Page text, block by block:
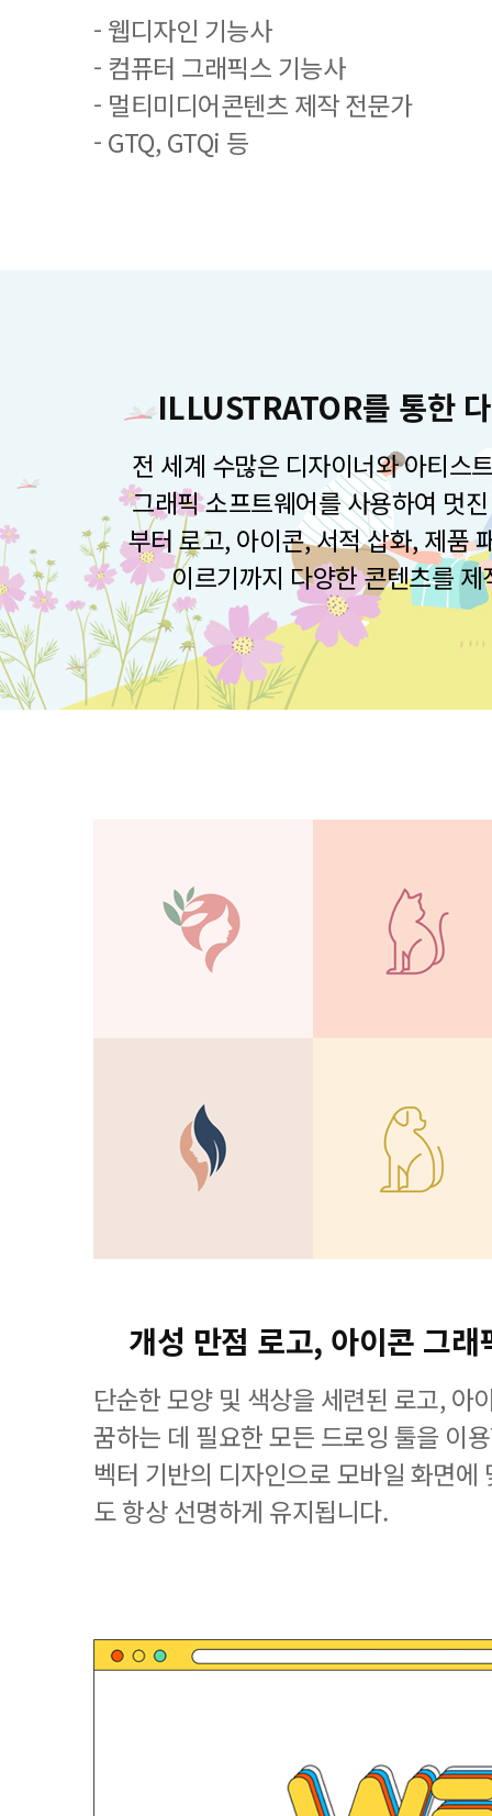
- 웹디자인 기능사
- 컴퓨터 그래픽스 기능사
- 멀티미디어콘텐츠 제작 전문가
- GTQ, GTQi 등
ILLUSTRATOR를 통한
전 세계 수많은 디자이너와 아티스
그래픽 소프트웨어를 사용하여 멋
부터 로고, 아이콘, 서적 삽화, 제품
이르기까지 다양한 콘텐츠를
개성 만점 로고, 아이콘 그래
단순한 모양 및 색상을 세련된 로고, 아
꿈하는 데 필요한 모든 드로잉 툴을 이
벡터 기반의 디자인으로 모바일 화면에
도 항상 선명하게 유지됩니다.